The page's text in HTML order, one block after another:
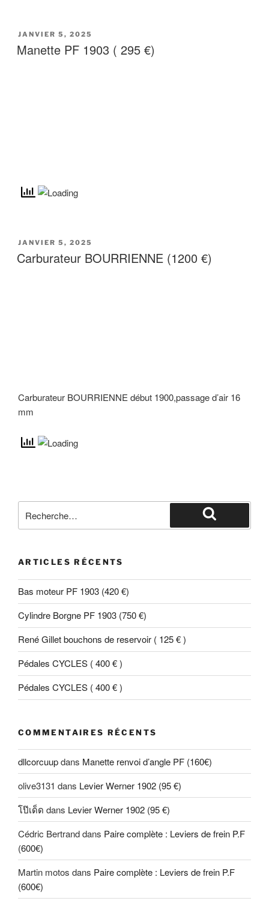
JANVIER 5, 2025
Manette PF 1903 ( 295 €)
JANVIER 5, 2025
Carburateur BOURRIENNE (1200 €)
Carburateur BOURRIENNE début 1900,passage d’air 16
mm
ARTICLES RÉCENTS
Bas moteur PF 1903 (420 €)
Cylindre Borgne PF 1903 (750 €)
René Gillet bouchons de reservoir ( 125 € )
Pédales CYCLES ( 400 € )
Pédales CYCLES ( 400 € )
COMMENTAIRES RÉCENTS
dllcorcuupdans Manette renvoi d’angle PF (160€)
olive3131 dans Levier Werner 1902 (95 €)
โป๊เด็ด dans Levier Werner 1902 (95 €)
Cédric Bertranddans Paire complète : Leviers de frein P.F
(600€)
Martin motos dans Paire complète : Leviers de frein P.F
(600€)